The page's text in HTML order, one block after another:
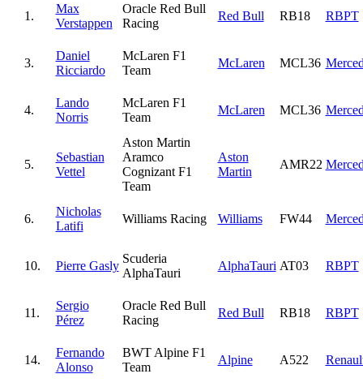
1.
Max
Verstappen
Oracle Red Bull
Racing
Red Bull RB18 RBPT
3.
Daniel
Ricciardo
McLaren F1
Team
McLaren MCL36
4.
Lando
Norris
McLaren F1
Team
McLaren MCL36
5.
Sebastian
Vettel
Aston Martin
Aramco
Cognizant F1
Team
Aston
Martin
AMR22
6.
Nicholas
Latifi
Williams Racing Williams FW44
10. Pierre Gasly
Scuderia
AlphaTauri
AlphaTauri AT03 RBPT
11.
Sergio
Pérez
Oracle Red Bull
Racing
Red Bull RB18 RBPT
14.
Fernando
Alonso
BWT Alpine F1
Team
Alpine A522